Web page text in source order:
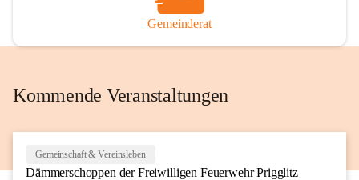
Gemeinderat
Kommende Veranstaltungen
Gemeinschaft & Vereinsleben
Dämmerschoppen der Freiwilligen Feuerwehr Prigglitz